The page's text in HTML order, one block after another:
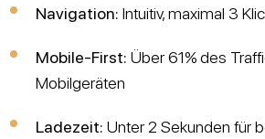
Navigation: Intuitiv, maximal 3
Mobile-First: Über 61% des
Mobilgeräten
Ladezeit: Unter 2 Sekunden für